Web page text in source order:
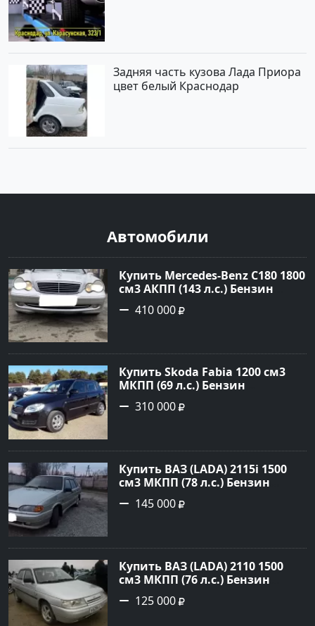
Задняя часть кузова Лада Приора
цвет белый Краснодар
Автомобили
Купить Mercedes-Benz C180 1800
см3 АКПП (143 л.с.) Бензин
инжектор в Тимашевск : цвет
Серебряный Седан 2006 года по
Авторынок23
410 000
Купить Skoda Fabia 1200 см3
МКПП (69 л.с.) Бензин
инжектор в Кропоткин: цвет
черный Хетчбэк 2010 года по
Авторынок23
310 000
Купить ВАЗ (LADA) 2115i 1500
см3 МКПП (78 л.с.) Бензин
инжектор в Брюховецкая: цвет
Золотой Седан 2003 года по
Авторынок23
145 000
Купить ВАЗ (LADA) 2110 1500
см3 МКПП (76 л.с.) Бензин
инжектор в Новороссийск:
цвет белый Седан 2004 года по
125 000